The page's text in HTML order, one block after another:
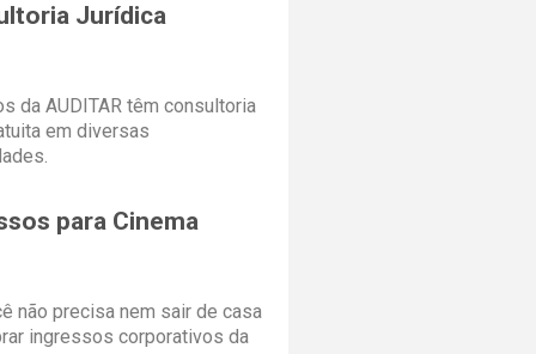
Jurídica
da AUDITAR têm consultoria
em diversas
para Cinema
não precisa nem sair de casa
ingressos corporativos da